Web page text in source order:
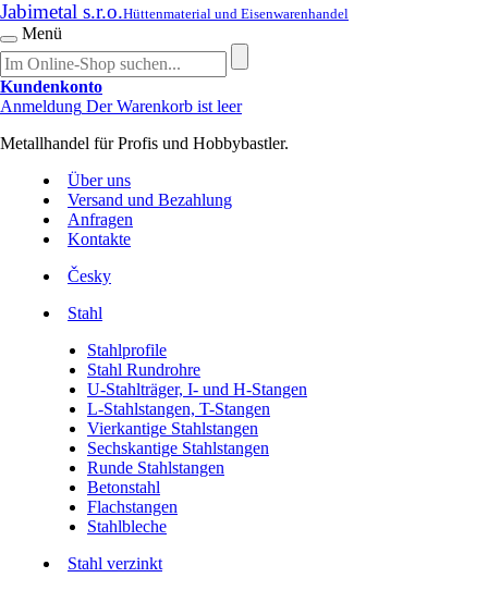
Jabimetal s.r.o.Hüttenmaterial und Eisenwarenhandel
Menü
Kundenkonto
Anmeldung Der Warenkorb ist leer
Metallhandel für Profis und Hobbybastler.
Über uns
Versand und Bezahlung
Anfragen
Kontakte
Česky
Stahl
Stahlprofile
Stahl Rundrohre
U-Stahlträger, I- und H-Stangen
L-Stahlstangen, T-Stangen
Vierkantige Stahlstangen
Sechskantige Stahlstangen
Runde Stahlstangen
Betonstahl
Flachstangen
Stahlbleche
Stahl verzinkt